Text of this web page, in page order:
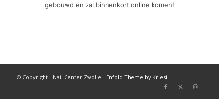
gebouwd en zal binnenkort online komen!
© Copyright - Nail Center Zwolle - Enfold Theme by Kriesi